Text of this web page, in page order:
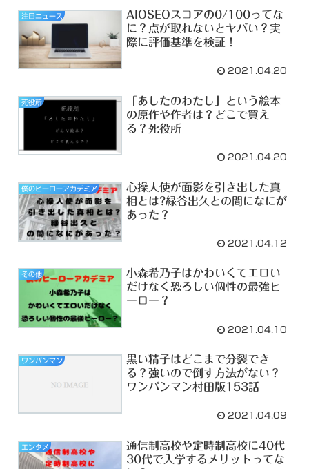
注目ニュース
AIOSEOスコアの0/100ってな
に？点が取れないとヤバい？実
際に評価基準を検証！
2021.04.20
死役所
「あしたのわたし」という絵本
の原作や作者は？どこで買え
る？死役所
2021.04.20
僕のヒーローアカデミア
心操人使が面影を引き出した真
相とは?緑谷出久との間になにが
あった？
2021.04.12
その他
小森希乃子はかわいくてエロい
だけなく恐ろしい個性の最強ヒ
ーロー？
2021.04.10
ワンパンマン
黒い精子はどこまで分裂でき
る？強いので倒す方法がない？
ワンパンマン村田版153話
2021.04.09
エンタメ
通信制高校や定時制高校に40代
30代で入学するメリットってな